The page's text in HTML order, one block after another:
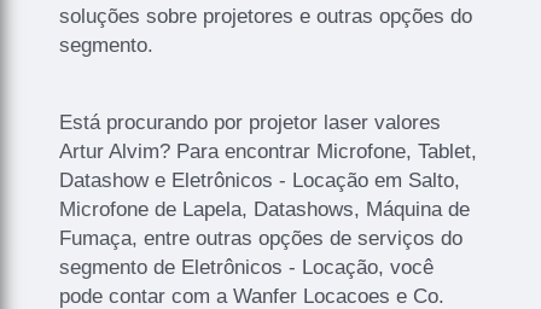
soluções sobre projetores e outras opções do
segmento.
Está procurando por projetor laser valores
Artur Alvim? Para encontrar Microfone, Tablet,
Datashow e Eletrônicos - Locação em Salto,
Microfone de Lapela, Datashows, Máquina de
Fumaça, entre outras opções de serviços do
segmento de Eletrônicos - Locação, você
pode contar com a Wanfer Locacoes e Co.